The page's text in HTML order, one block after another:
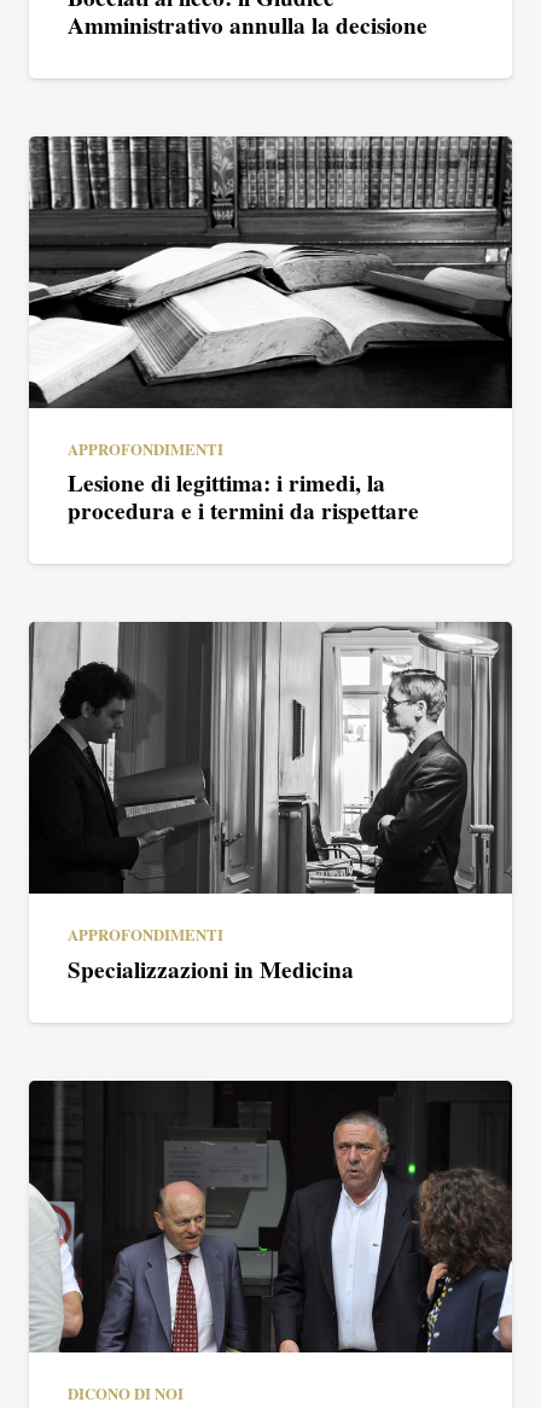
Amministrativo annulla la decisione
APPROFONDIMENTI
Lesione di legittima: i rimedi, la
procedura e i termini da rispettare
APPROFONDIMENTI
Specializzazioni in Medicina
DICONO DI NOI